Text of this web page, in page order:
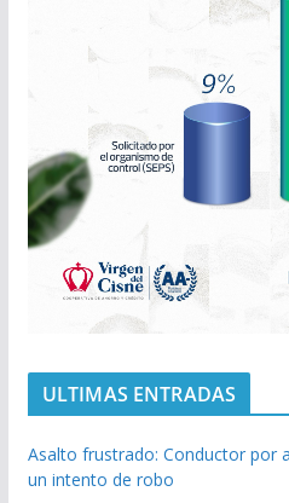
ULTIMAS ENTRADAS
Asalto frustrado: Conductor por
un intento de robo